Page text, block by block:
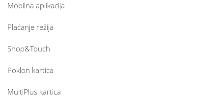
Mobilna aplikacija
Plaćanje režija
Shop&Touch
Poklon kartica
MultiPlus kartica